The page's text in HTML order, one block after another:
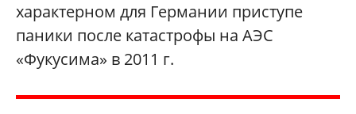
характерном для Германии приступе
паники после катастрофы на АЭС
«Фукусима» в 2011 г.